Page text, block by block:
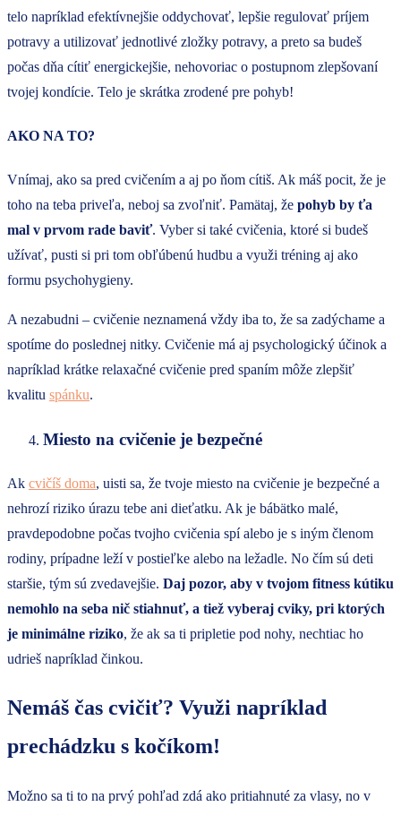
telo napríklad efektívnejšie oddychovať, lepšie regulovať príjem
potravy a utilizovať jednotlivé zložky potravy, a preto sa budeš
počas dňa cítiť energickejšie, nehovoriac o postupnom zlepšovaní
tvojej kondície. Telo je skrátka zrodené pre pohyb!
AKO NA TO?
Vnímaj, ako sa pred cvičením a aj po ňom cítiš. Ak máš pocit, že je
toho na teba priveľa, neboj sa zvoľniť. Pamätaj, že pohyb by ťa
mal v prvom rade baviť. Vyber si také cvičenia, ktoré si budeš
užívať, pusti si pri tom obľúbenú hudbu a využi tréning aj ako
formu psychohygieny.
A nezabudni – cvičenie neznamená vždy iba to, že sa zadýchame a
spotíme do poslednej nitky. Cvičenie má aj psychologický účinok a
napríklad krátke relaxačné cvičenie pred spaním môže zlepšiť
kvalitu spánku.
Miesto na cvičenie je bezpečné
Ak cvičíš doma, uisti sa, že tvoje miesto na cvičenie je bezpečné a
nehrozí riziko úrazu tebe ani dieťatku. Ak je bábätko malé,
pravdepodobne počas tvojho cvičenia spí alebo je s iným členom
rodiny, prípadne leží v postieľke alebo na ležadle. No čím sú deti
staršie, tým sú zvedavejšie. Daj pozor, aby v tvojom fitness kútiku
nemohlo na seba nič stiahnuť, a tiež vyberaj cviky, pri ktorých
je minimálne riziko, že ak sa ti pripletie pod nohy, nechtiac ho
udrieš napríklad činkou.
Nemáš čas cvičiť? Využi napríklad
prechádzku s kočíkom!
Možno sa ti to na prvý pohľad zdá ako pritiahnuté za vlasy, no v